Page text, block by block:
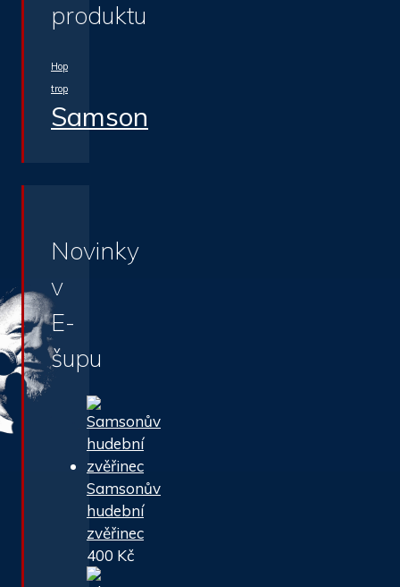
produktu
Hop
trop
Samson
Novinky
v
E-
šupu
Samsonův
hudební
zvěřinec
400 Kč